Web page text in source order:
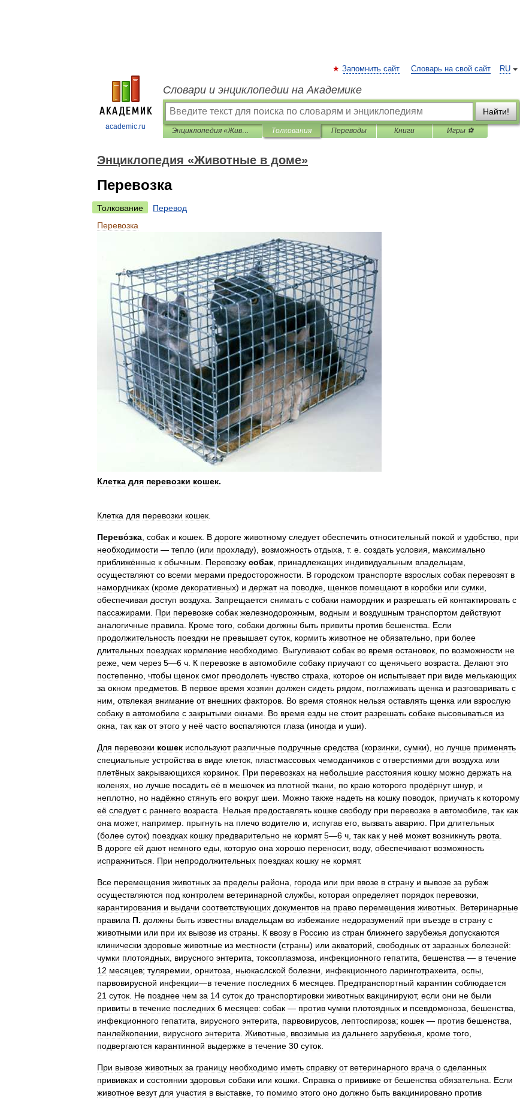
academic.ru
RU
Запомнить сайт Словарь на свой сайт
Словари и энциклопедии на Академике
Найти!
Энциклопедия «Животные в доме» Толкования Переводы Книги Игры ⚽
Энциклопедия «Животные в доме»
Перевозка
Толкование
Перевод
Перевозка
Клетка для перевозки кошек.
Клетка для перевозки кошек
Перево́зка собак и кошек В дороге животному следует обеспечить относительный покой и удобство при
необходимости — тепло (или прохладу), возможность отдыха т. е создать условия
максимально
приближённые к обычным Перевозку собак принадлежащих индивидуальным владельцам
осуществляют со всеми мерами предосторожности В городском транспорте взрослых собак перевозят в
намордниках (кроме декоративных) и держат на поводке щенков помещают в коробки или сумки
обеспечивая доступ воздуха Запрещается снимать с собаки намордник и разрешать ей контактировать с
пассажирами
При перевозке собак железнодорожным водным и воздушным транспортом действуют
аналогичные правила Кроме того собаки должны быть привиты против бешенства
Если
продолжительность поездки не превышает суток кормить животное не обязательно при более
длительных поездках кормление необходимо Выгуливают собак во время остановок по возможности не
реже чем через 5—6 ч К перевозке в автомобиле собаку приучают со щенячьего возраста Делают это
постепенно чтобы щенок смог преодолеть чувство страха которое он испытывает при виде мелькающих
за окном предметов В первое время хозяин должен сидеть рядом поглаживать щенка и разговаривать с
ним отвлекая внимание от внешних факторов Во время стоянок нельзя оставлять щенка или взрослую
собаку в автомобиле с закрытыми окнами Во время езды не стоит разрешать собаке высовываться из
окна так как от этого у неё часто воспаляются глаза (иногда и уши).
Для перевозки кошек используют различные подручные средства (корзинки сумки), но лучше применять
специальные устройства в виде клеток пластмассовых чемоданчиков с отверстиями для воздуха или
плетёных закрывающихся корзинок При перевозках на небольшие расстояния кошку можно держать на
коленях но лучше посадить её в мешочек из плотной ткани по краю которого продёрнут шнур и
неплотно но надёжно стянуть его вокруг шеи Можно также надеть на кошку поводок приучать к которому
её следует с раннего возраста Нельзя предоставлять кошке свободу при перевозке в автомобиле так как
она может, например прыгнуть на плечо водителю и испугав его вызвать аварию При длительных
(более суток) поездках кошку предварительно не кормят 5—6 ч так как у неё может возникнуть рвота
В дороге ей дают немного еды которую она хорошо переносит, воду, обеспечивают возможность
испражниться
При непродолжительных поездках кошку не кормят.
Все перемещения животных за пределы района города или при ввозе в страну и вывозе за рубеж
осуществляются под контролем ветеринарной службы которая определяет порядок перевозки
карантирования и выдачи соответствующих документов на право перемещения животных Ветеринарные
правила П. должны быть известны владельцам во избежание недоразумений при въезде в страну с
животными или при их вывозе из страны К ввозу в Россию из стран ближнего зарубежья допускаются
клинически здоровые животные из местности (страны) или акваторий свободных от заразных болезней:
чумки плотоядных вирусного энтерита токсоплазмоза инфекционного гепатита бешенства — в течение
12 месяцев; туляремии орнитоза ньюкаслской болезни инфекционного ларинготрахеита оспы
парвовирусной инфекции—в течение последних 6 месяцев Предтранспортный карантин соблюдается
21 суток Не позднее чем за 14 суток до транспортировки животных вакцинируют, если они не были
привиты в течение последних 6 месяцев: собак — против чумки плотоядных и псевдомоноза бешенства
инфекционного гепатита вирусного энтерита парвовирусов лептоспироза; кошек — против бешенства
панлейкопении
вирусного энтерита Животные ввозимые из дальнего зарубежья кроме того
подвергаются карантинной выдержке в течение 30 суток
При вывозе животных за границу необходимо иметь справку от ветеринарного врача о сделанных
прививках и состоянии здоровья собаки или кошки Справка о прививке от бешенства обязательна
Если
животное везут для участия в выставке то помимо этого оно должно быть вакцинировано против